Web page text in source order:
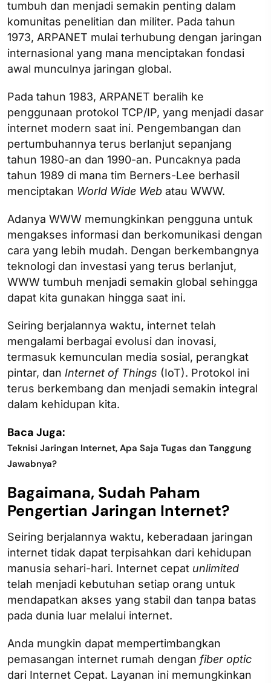
tumbuh dan menjadi semakin penting dalam
komunitas penelitian dan militer. Pada tahun
1973, ARPANET mulai terhubung dengan jaringan
internasional yang mana menciptakan fondasi
awal munculnya jaringan global.
Pada tahun 1983, ARPANET beralih ke
penggunaan protokol TCP/IP, yang menjadi dasar
internet modern saat ini. Pengembangan dan
pertumbuhannya terus berlanjut sepanjang
tahun 1980-an dan 1990-an. Puncaknya pada
tahun 1989 di mana tim Berners-Lee berhasil
menciptakan World Wide Web atau WWW.
Adanya WWW memungkinkan pengguna untuk
mengakses informasi dan berkomunikasi dengan
cara yang lebih mudah. Dengan berkembangnya
teknologi dan investasi yang terus berlanjut,
WWW tumbuh menjadi semakin global sehingga
dapat kita gunakan hingga saat ini.
Seiring berjalannya waktu, internet telah
mengalami berbagai evolusi dan inovasi,
termasuk kemunculan media sosial, perangkat
pintar, dan Internet of Things (IoT). Protokol ini
terus berkembang dan menjadi semakin integral
dalam kehidupan kita.
Baca Juga:
Teknisi Jaringan Internet, Apa Saja Tugas dan Tanggung
Jawabnya?
Bagaimana, Sudah Paham
Pengertian Jaringan Internet?
Seiring berjalannya waktu, keberadaan jaringan
internet tidak dapat terpisahkan dari kehidupan
manusia sehari-hari. Internet cepat unlimited
telah menjadi kebutuhan setiap orang untuk
mendapatkan akses yang stabil dan tanpa batas
pada dunia luar melalui internet.
Anda mungkin dapat mempertimbangkan
pemasangan internet rumah dengan fiber optic
dari Internet Cepat. Layanan ini memungkinkan